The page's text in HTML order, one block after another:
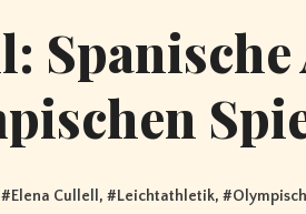
#Elena Cullell , #Leichtathletik, #